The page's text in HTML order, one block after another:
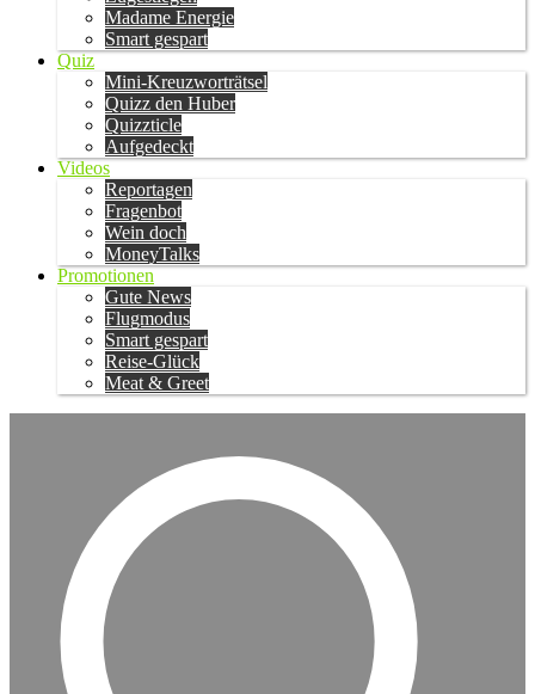
Madame Energie
Smart gespart
Quiz
Mini-Kreuzworträtsel
Quizz den Huber
Quizzticle
Aufgedeckt
Videos
Reportagen
Fragenbot
Wein doch
MoneyTalks
Promotionen
Gute News
Flugmodus
Smart gespart
Reise-Glück
Meat & Greet